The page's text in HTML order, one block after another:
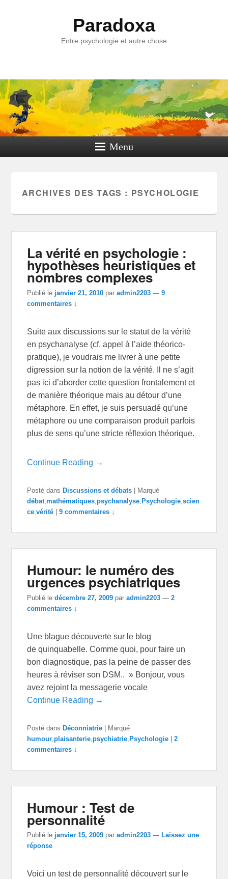
Paradoxa
Entre psychologie et autre chose
Menu
ARCHIVES DES TAGS : PSYCHOLOGIE
La vérité en psychologie :
hypothèses heuristiques et
nombres complexes
Publié le janvier 21, 2010 paradmin2203 —9
commentaires ↓
Suite aux discussions sur le statut de la vérité
en psychanalyse (cf. appel à l’aide théorico-
pratique), je voudrais me livrer à une petite
digression sur la notion de la vérité. Il ne s’agit
pas ici d’aborder cette question frontalement et
de manière théorique mais au détour d’une
métaphore. En effet, je suis persuadé qu’une
métaphore ou une comparaison produit parfois
plus de sens qu’une stricte réflexion théorique.
Continue Reading →
Posté dans Discussions et débats
Marqué
débat ,mathématiques ,psychanalyse Psychologie ,scien
ce ,vérité |9 commentaires ↓
Humour: le numéro des
urgences psychiatriques
Publié ledécembre 27, 2009 paradmin2203 —2
commentaires ↓
Une blague découverte sur le blog
de quinquabelle. Comme quoi, pour faire un
bon diagnostique, pas la peine de passer des
heures à réviser son DSM.. » Bonjour, vous
avez rejoint la messagerie vocale
Continue Reading →
Posté dans Déconniatrie | Marqué
humour ,plaisanterie ,psychiatrie ,Psychologie |2
commentaires ↓
Humour : Test de
personnalité
Publié le janvier 15, 2009 paradmin2203 — Laissez une
réponse
Voici un test de personnalité découvert sur le